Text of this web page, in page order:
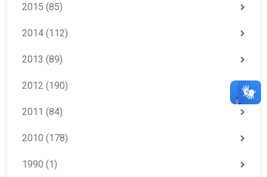
2015 (85)
2014 (112)
2013 (89)
2012 (190)
2011 (84)
2010 (178)
1990 (1)